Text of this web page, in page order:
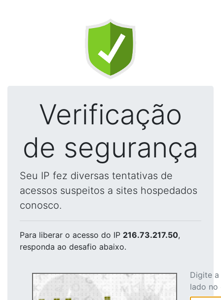
Verificação
de segurança
Seu IP fez diversas tentativas de
acessos suspeitos a sites hospedados
conosco.
Para liberar o acesso do IP 216.73.217.50,
responda ao desafio abaixo.
Digite
lado no